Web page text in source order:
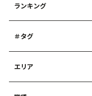
ランキング
＃タグ
エリア